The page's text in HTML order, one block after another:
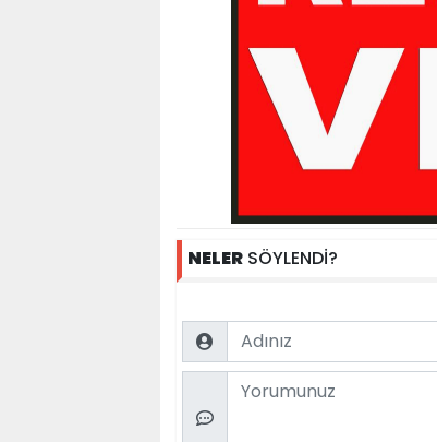
NELER SÖYLENDİ?
Name
Comment